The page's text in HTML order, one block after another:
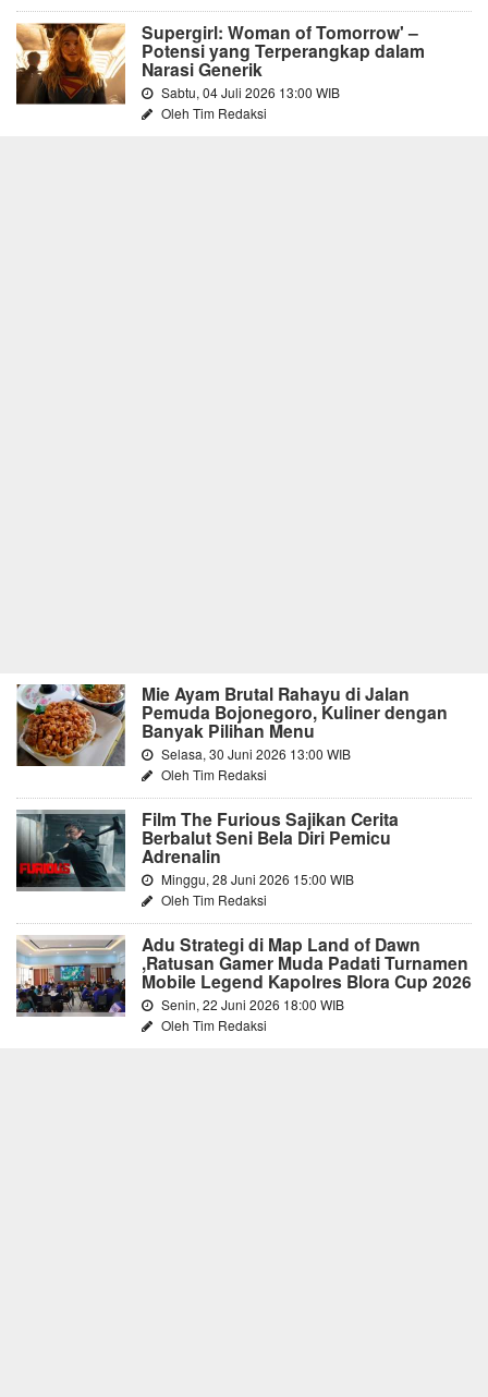
Supergirl: Woman of Tomorrow' –
Potensi yang Terperangkap dalam
Narasi Generik
Sabtu, 04 Juli 2026 13:00 WIB
Oleh Tim Redaksi
Mie Ayam Brutal Rahayu di Jalan
Pemuda Bojonegoro, Kuliner dengan
Banyak Pilihan Menu
Selasa, 30 Juni 2026 13:00 WIB
Oleh Tim Redaksi
Film The Furious Sajikan Cerita
Berbalut Seni Bela Diri Pemicu
Adrenalin
Minggu, 28 Juni 2026 15:00 WIB
Oleh Tim Redaksi
Adu Strategi di Map Land of Dawn
,Ratusan Gamer Muda Padati Turnamen
Mobile Legend Kapolres Blora Cup 2026
Senin, 22 Juni 2026 18:00 WIB
Oleh Tim Redaksi